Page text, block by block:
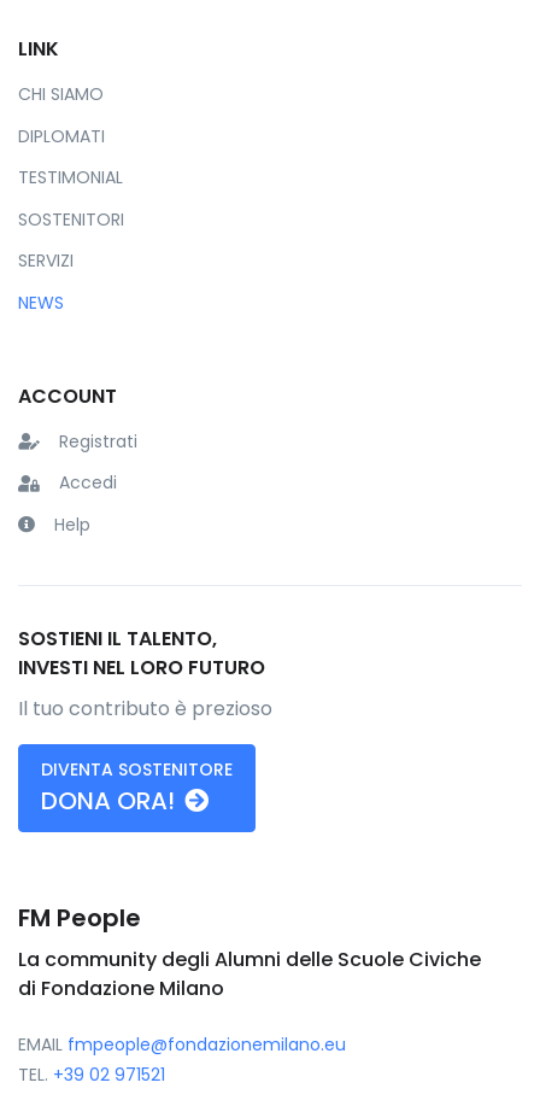
LINK
CHI SIAMO
DIPLOMATI
TESTIMONIAL
SOSTENITORI
SERVIZI
NEWS
ACCOUNT
Registrati
Accedi
Help
SOSTIENI IL TALENTO,
INVESTI NEL LORO FUTURO
Il tuo contributo è prezioso
DIVENTA SOSTENITORE
DONA ORA!
FM People
La community degli Alumni delle Scuole Civiche
di Fondazione Milano
EMAIL fmpeople@fondazionemilano.eu
TEL. +39 02 971521